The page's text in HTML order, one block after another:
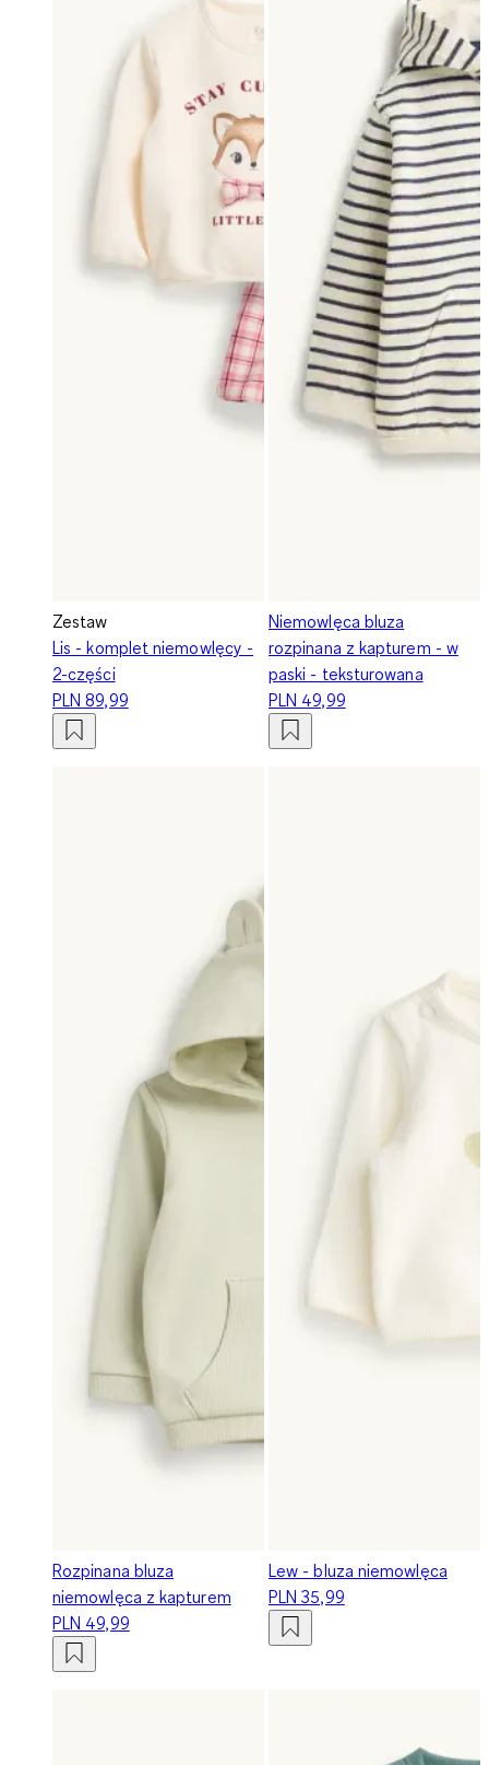
Zestaw
Lis - komplet niemowlęcy -
2-części
PLN 89,99
Niemowlęca bluza
rozpinana z kapturem - w
paski - teksturowana
PLN 49,99
Rozpinana bluza
niemowlęca z kapturem
PLN 49,99
Lew - bluza niemowlęca
PLN 35,99